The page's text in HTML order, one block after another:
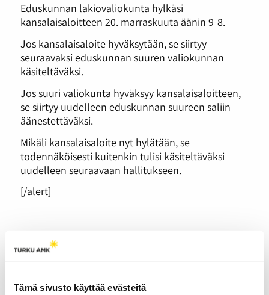
Tämä sivusto käyttää evästeitä
Eduskunnan lakiovaliokunta hylkäsi
kansalaisaloitteen 20. marraskuuta äänin 9-8.
Jos kansalaisaloite hyväksytään, se siirtyy
seuraavaksi eduskunnan suuren valiokunnan
käsiteltäväksi.
Jos suuri valiokunta hyväksyy kansalaisaloitteen,
se siirtyy uudelleen eduskunnan suureen saliin
äänestettäväksi.
Mikäli kansalaisaloite nyt hylätään, se
todennäköisesti kuitenkin tulisi käsiteltäväksi
uudelleen seuraavaan hallitukseen.
[/alert]
Marathon Monday
tuhansia kävijöitä.